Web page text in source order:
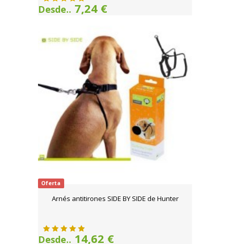
Desde.. 7,24 €
Oferta
Arnés antitirones SIDE BY SIDE de Hunter
Desde.. 14,62 €